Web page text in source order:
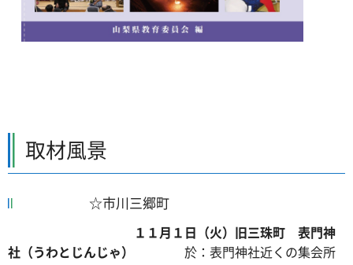
取材風景
☆市川三郷町
１１月１日（火）旧三珠町 表門神
社（うわとじんじゃ）
於：表門神社近くの集会所